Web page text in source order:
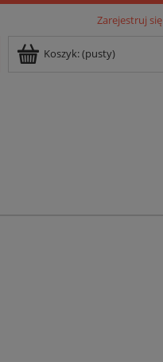
Zarejestruj się
Koszyk:(pusty)